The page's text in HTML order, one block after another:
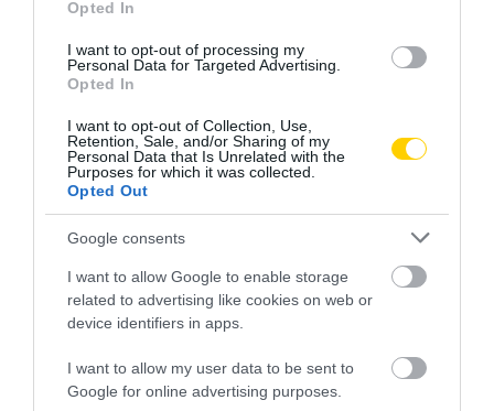
Opted In
I want to opt-out of processing my
Personal Data for Targeted Advertising.
Opted In
I want to opt-out of Collection, Use,
Retention, Sale, and/or Sharing of my
Personal Data that Is Unrelated with the
Purposes for which it was collected.
Opted Out
Google consents
I want to allow Google to enable storage
related to advertising like cookies on web or
device identifiers in apps.
I want to allow my user data to be sent to
Google for online advertising purposes.